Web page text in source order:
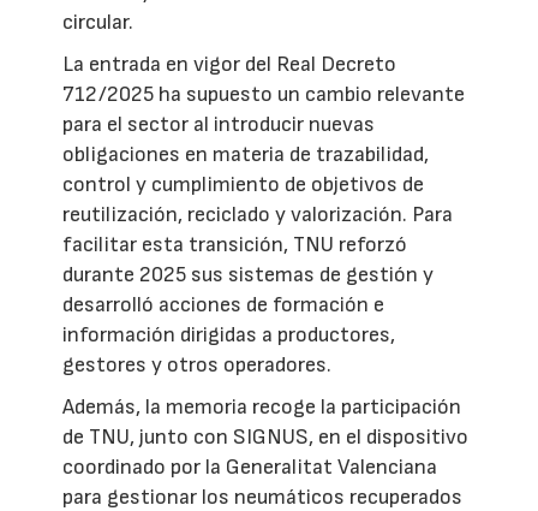
circular.
La entrada en vigor del Real Decreto
712/2025 ha supuesto un cambio relevante
para el sector al introducir nuevas
obligaciones en materia de trazabilidad,
control y cumplimiento de objetivos de
reutilización, reciclado y valorización. Para
facilitar esta transición, TNU reforzó
durante 2025 sus sistemas de gestión y
desarrolló acciones de formación e
información dirigidas a productores,
gestores y otros operadores.
Además, la memoria recoge la participación
de TNU, junto con SIGNUS, en el dispositivo
coordinado por la Generalitat Valenciana
para gestionar los neumáticos recuperados